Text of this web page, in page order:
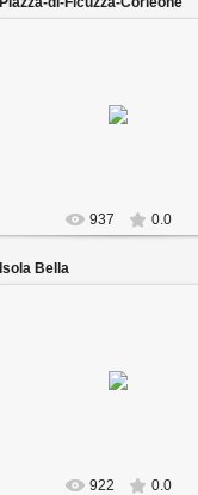
937 0.0
Isola Bella
922 0.0